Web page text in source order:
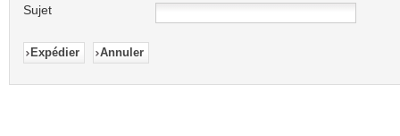
Sujet
Expédier Annuler